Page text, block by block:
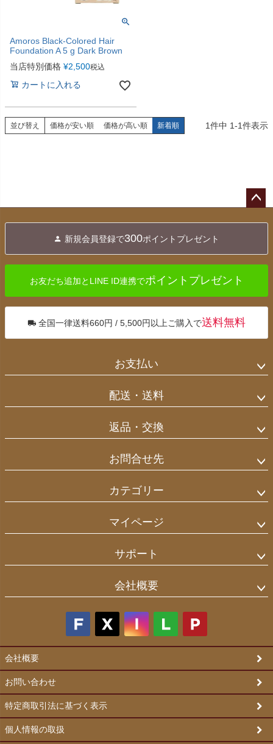
Amoros Black-Colored Hair
Foundation A 5 g Dark Brown
当店特別価格 ¥2,500税込
カートに入れる
並び替え 価格が安い順 価格が高い順 新着順 1件中 1-1件表示
へ
新規会員登録で300ポイントプレゼント
お友だち追加とLINE ID連携でポイントプレゼント
全国一律送料660円 / 5,500円以上ご購入で送料無料
お支払い
配送・送料
返品・交換
お問合せ先
カテゴリー
マイページ
サポート
会社概要
会社概要
お問い合わせ
特定商取引法に基づく表示
個人情報の取扱